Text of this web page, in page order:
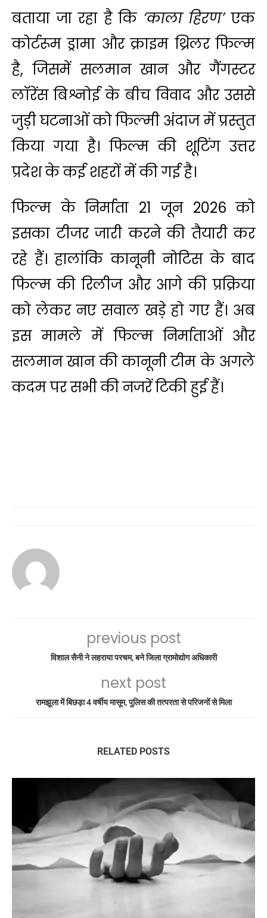
बताया जा रहा है कि ‘काला हिरण’एक
कोर्टरूम ड्रामा और क्राइम थ्रिलर फिल्म
है, जिसमें सलमान खान और गैंगस्टर
लॉरेंस बिश्नोई के बीच विवाद और उससे
जुड़ी घटनाओं को फिल्मी अंदाज में प्रस्तुत
किया गया है। फिल्म की शूटिंग उत्तर
प्रदेश के कई शहरों में की गई है।
फिल्म के निर्माता 21 जून 2026 को
इसका टीजर जारी करने की तैयारी कर
रहे हैं। हालांकि कानूनी नोटिस के बाद
फिल्म की रिलीज और आगे की प्रक्रिया
को लेकर नए सवाल खड़े हो गए हैं। अब
इस मामले में फिल्म निर्माताओं और
सलमान खान की कानूनी टीम के अगले
कदम पर सभी की नजरें टिकी हुई हैं।
previous post
विशाल सैनी ने लहराया परचम, बने जिला ग्रामोद्योग अधिकारी
next post
रामझूला में बिछड़ा 4 वर्षीय मासूम, पुलिस की तत्परता से परिजनों से मिला
RELATED POSTS